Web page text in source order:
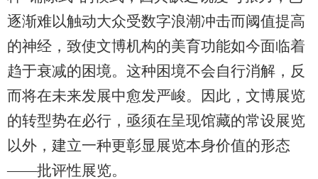
逐渐难以触动大众受数字浪潮冲击而阈值提高
的神经，致使文博机构的美育功能如今面临着
趋于衰减的困境。这种困境不会自行消解，反
而将在未来发展中愈发严峻。因此，文博展览
的转型势在必行，亟须在呈现馆藏的常设展览
以外，建立一种更彰显展览本身价值的形态
——批评性展览。